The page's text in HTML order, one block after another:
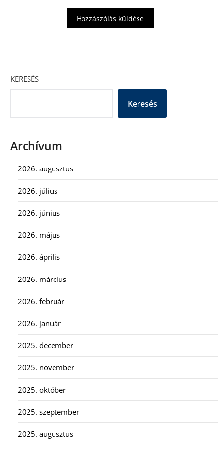
KERESÉS
Keresés
Archívum
2026. augusztus
2026. július
2026. június
2026. május
2026. április
2026. március
2026. február
2026. január
2025. december
2025. november
2025. október
2025. szeptember
2025. augusztus